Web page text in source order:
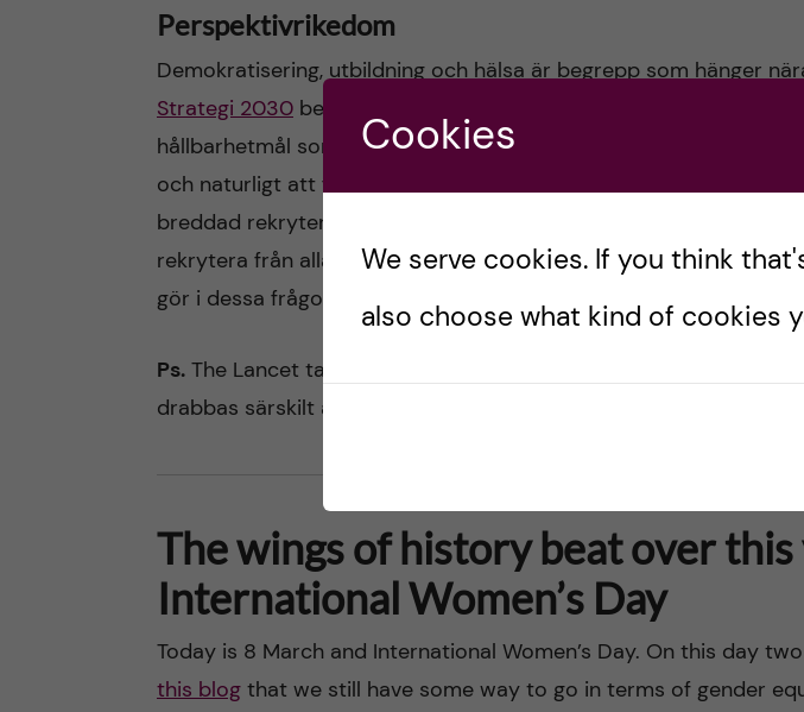
Perspektivrikedom
Demokratisering, utbildning och hälsa är begrepp som hänger
Strategi 2030 betonar vi just allas rätt till hälsa och vi utgår också
hållbarhetmål som anges iFN:s Agenda 2030
och naturligt att fortsätta arbeta aktivt med
breddad rekrytering. Perspektivrikedom är synonymt med
rekrytera från alla delar av samhället och från en global
gör i dessa frågor på
vår webbplats
Ps. The Lancet tar i en intressant och angelägen
drabbas särskilt av den pågående pandemin. Värd att läsa!
The wings of history beat over this
International Women’s Day
Today is 8 March and International Women’s Day. On this day
this blog that we still have some way to go in terms of gender
Cookies
We serve cookies. If you think
also choose what kind of cookies